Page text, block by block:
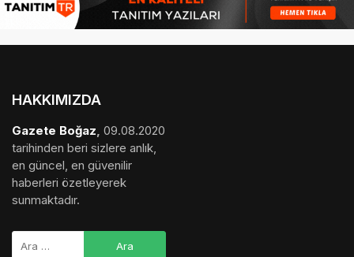
HAKKIMIZDA
Gazete Boğaz, 09.08.2020
tarihinden beri sizlere anlık,
en güncel, en güvenilir
haberleri özetleyerek
sunmaktadır.